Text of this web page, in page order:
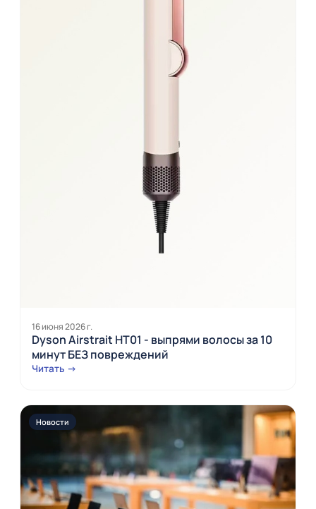
16 июня 2026 г.
Dyson Airstrait HT01 - выпрями волосы за 10
минут БЕЗ повреждений
Читать →
Новости